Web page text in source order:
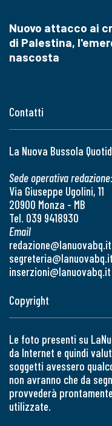
Contatti
La Nuova Bussola
Sede operativa redazione:
Via Giuseppe Ugolini, 11
20900 Monza - MB
Tel. 039 9418930
Email
redazione@lanuovabq.it
segreteria@lanuovabq.it
inserzioni@lanuovabq.it
Nuovo attacco ai
di Palestina,
nascosta
Copyright
Le foto presenti su
da Internet e quindi
soggetti avessero
non avranno che da
provvederà
utilizzate.